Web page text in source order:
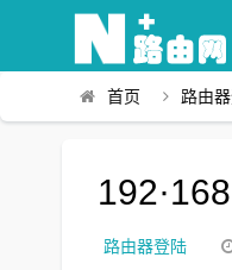
首页 路由
路由器登陆